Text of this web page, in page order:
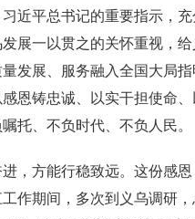
近平总书记的重要指示，
展一以贯之的关怀重视，
发展、服务融入全国大局
恩铸忠诚、以实干担使命
托、不负时代、不负人民。
方能行稳致远。这份感恩
作期间，多次到义乌调研